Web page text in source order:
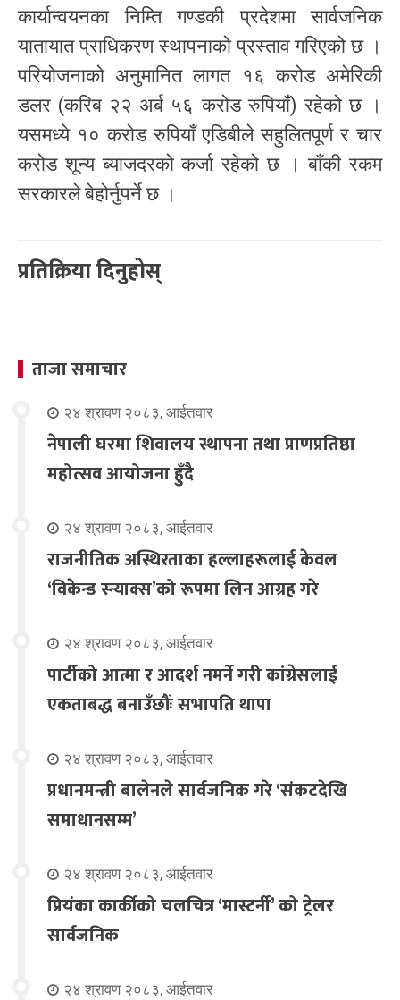
कार्यान्वयनका निम्ति गण्डकी प्रदेशमा सार्वजनिक
यातायात प्राधिकरण स्थापनाको प्रस्ताव गरिएको छ ।
परियोजनाको अनुमानित लागत १६ करोड अमेरिकी
डलर (करिब २२ अर्ब ५६ करोड रुपियाँ) रहेको छ ।
यसमध्ये १० करोड रुपियाँ एडिबीले सहुलितपूर्ण र चार
करोड शून्य ब्याजदरको कर्जा रहेको छ । बाँकी रकम
सरकारले बेहोर्नुपर्ने छ ।
प्रतिक्रिया दिनुहोस्
ताजा समाचार
२४ श्रावण २०८३, आईतवार
नेपाली घरमा शिवालय स्थापना तथा प्राणप्रतिष्ठा
महोत्सव आयोजना हुँदै
२४ श्रावण २०८३, आईतवार
राजनीतिक अस्थिरताका हल्लाहरूलाई केवल
‘विकेन्ड स्न्याक्स’को रूपमा लिन आग्रह गरे
२४ श्रावण २०८३, आईतवार
पार्टीको आत्मा र आदर्श नमर्ने गरी कांग्रेसलाई
एकताबद्ध बनाउँछौंः सभापति थापा
२४ श्रावण २०८३, आईतवार
प्रधानमन्त्री बालेनले सार्वजनिक गरे ‘संकटदेखि
समाधानसम्म’
२४ श्रावण २०८३, आईतवार
प्रियंका कार्कीको चलचित्र ‘मास्टर्नी’ को ट्रेलर
सार्वजनिक
२४ श्रावण २०८३, आईतवार